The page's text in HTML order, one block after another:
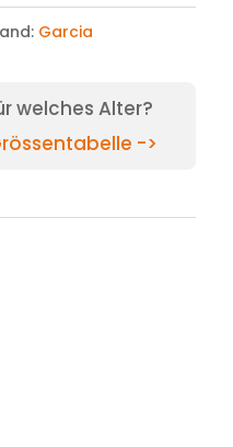
Garcia
welches Alter?
->